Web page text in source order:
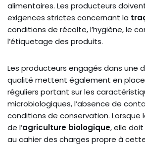
alimentaires. Les producteurs
exigences strictes concernant la
conditions de récolte, l’hygiène, le
l’étiquetage des produits.
Les producteurs engagés dans une
qualité mettent également en
réguliers portant sur les
microbiologiques, l’absence de
conditions de conservation. Lorsque
de l’agriculture biologique, elle
au cahier des charges propre à